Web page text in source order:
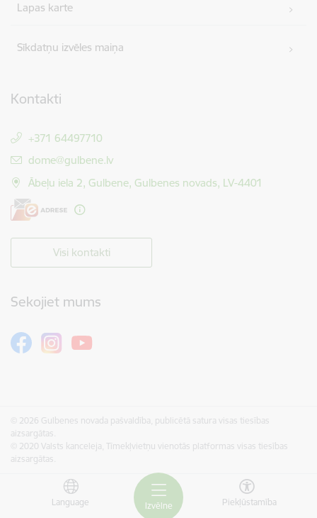
Izvēlne
Language Piekļūstamība
Lapas karte
Sīkdatņu izvēles maiņa
Kontakti
+371 64497710
E-pasts:
dome@gulbene.lv
Ābeļu iela 2, Gulbene, Gulbenes novads, LV-4401
Visi kontakti
Sekojiet mums
© 2026 Gulbenes novada pašvaldība, publicētā satura visas tiesības
aizsargātas.
© 2020 Valsts kanceleja, Tīmekļvietņu vienotās platformas visas tiesības
aizsargātas.